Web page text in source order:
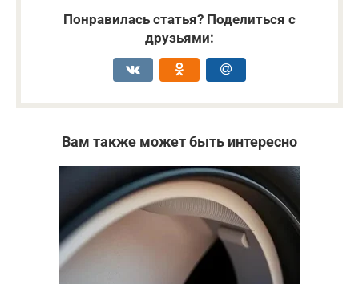
Понравилась статья? Поделиться с
друзьями:
Вам также может быть интересно